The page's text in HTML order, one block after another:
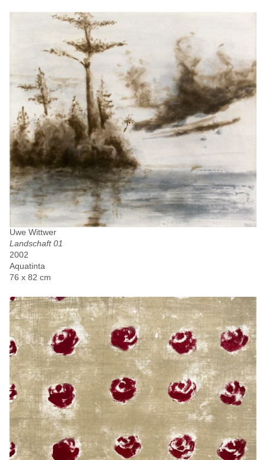
Uwe Wittwer
Landschaft 01
2002
Aquatinta
76 x 82 cm